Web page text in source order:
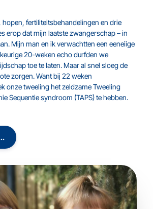
hopen, fertiliteitsbehandelingen en drie
erop dat mijn laatste zwangerschap – in
Mijn man en ik verwachtten een eeneiige
20-weken echo durfden we
toe te laten. Maar al snel sloeg de
zorgen. Want bij 22 weken
onze tweeling het zeldzame Tweeling
Sequentie syndroom (TAPS) te hebben.